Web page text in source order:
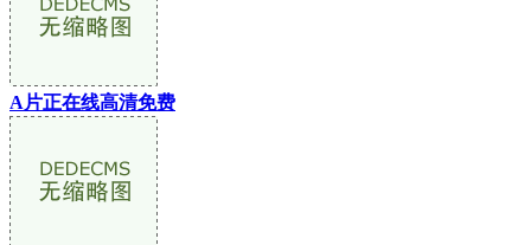
A片正在线高清免费